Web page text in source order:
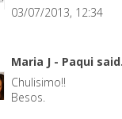
03/07/2013, 12:34
Maria J - Paqui
Chulisimo!!
Besos.